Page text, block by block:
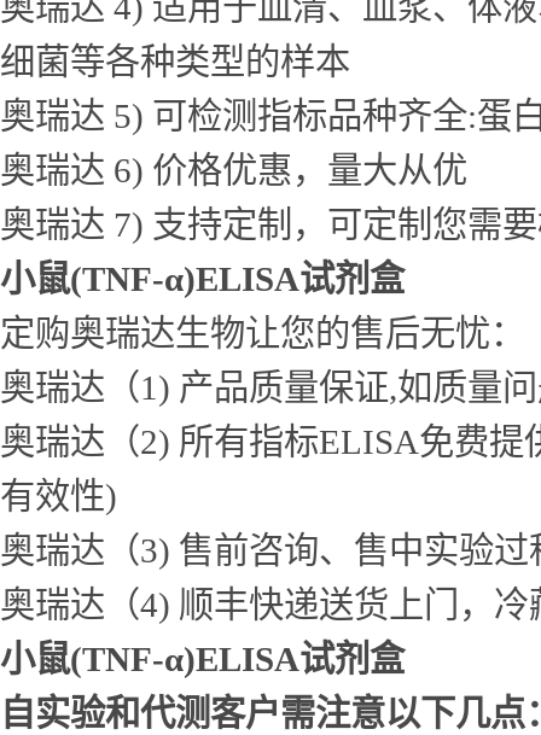
细菌等各种类型的样本
奥瑞达 5) 可检测指标品种齐全:蛋
奥瑞达 6) 价格优惠，量大从优
奥瑞达 7) 支持定制，可定制您需
小鼠(TNF-α)ELISA试剂盒
定购奥瑞达生物让您的售后无忧：
奥瑞达（1) 产品质量保证,如质量
奥瑞达（2) 所有指标ELISA免费
有效性)
奥瑞达（3) 售前咨询、售中实验
奥瑞达（4) 顺丰快递送货上门，
小鼠(TNF-α)ELISA试剂盒
自实验和代测客户需注意以下几点